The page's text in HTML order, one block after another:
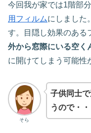
今回我が家では1階部
用フィルムにしました
す。目隠し効果のある
外から窓際にいる空く
に開けてしまう可能性
そら
子供同士
うので・・